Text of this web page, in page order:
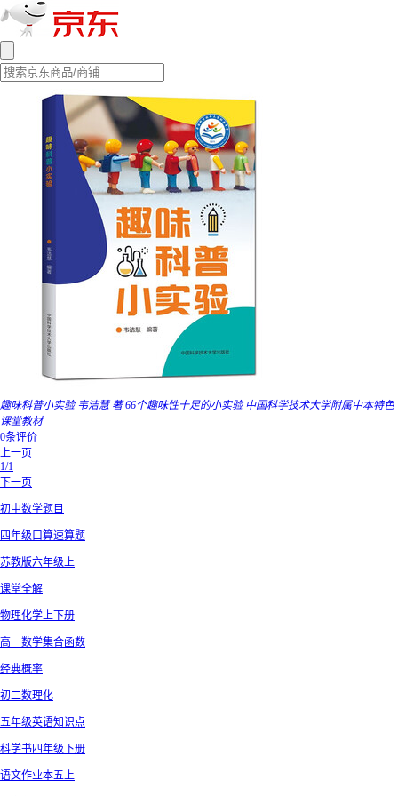
趣味科普小实验 韦洁慧 著 66个趣味性十足的小实验 中国科学技术大学附属中本特色
课堂教材
0条评价
上一页
1/1
下一页
初中数学题目
四年级口算速算题
苏教版六年级上
课堂全解
物理化学上下册
高一数学集合函数
经典概率
初二数理化
五年级英语知识点
科学书四年级下册
语文作业本五上